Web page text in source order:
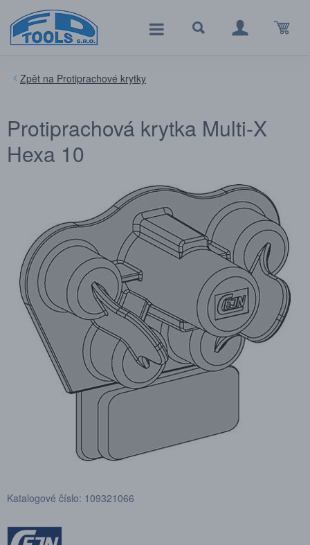
Protiprachové krytky
Protiprachová krytka Multi-X
Hexa 10
Katalogové číslo: 109321066